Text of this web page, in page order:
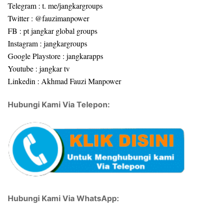
Telegram : t. me/jangkargroups
Twitter : @fauzimanpower
FB : pt jangkar global groups
Instagram : jangkargroups
Google Playstore : jangkarapps
Youtube : jangkar tv
Linkedin : Akhmad Fauzi Manpower
Hubungi Kami Via Telepon:
Hubungi Kami Via WhatsApp: